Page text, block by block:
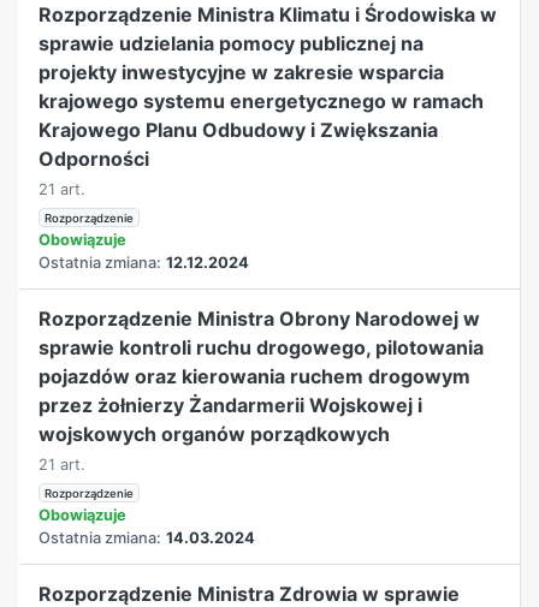
Rozporządzenie Ministra Klimatu i Środowiska w
sprawie udzielania pomocy publicznej na
projekty inwestycyjne w zakresie wsparcia
krajowego systemu energetycznego w ramach
Krajowego Planu Odbudowy i Zwiększania
Odporności
21 art.
Rozporządzenie
Obowiązuje
Ostatnia zmiana: 12.12.2024
Rozporządzenie Ministra Obrony Narodowej w
sprawie kontroli ruchu drogowego, pilotowania
pojazdów oraz kierowania ruchem drogowym
przez żołnierzy Żandarmerii Wojskowej i
wojskowych organów porządkowych
21 art.
Rozporządzenie
Obowiązuje
Ostatnia zmiana: 14.03.2024
Rozporządzenie Ministra Zdrowia w sprawie